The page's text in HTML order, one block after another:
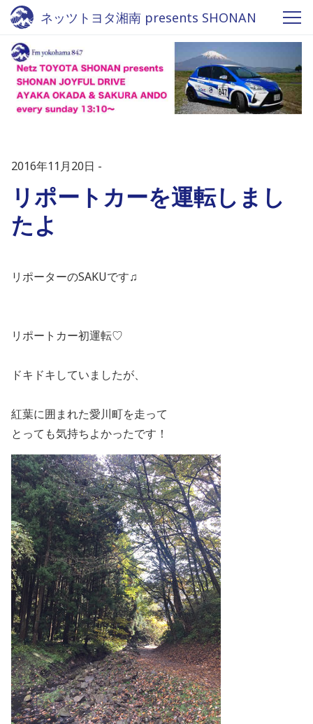
ネッツトヨタ湘南 presents SHONAN
JOYFUL DRIVE - Fm yokohama 84.7
2016年11月20日
リポートカーを運転しまし
たよ
リポーターのSAKUです♫
リポートカー初運転♡
ドキドキしていましたが、
紅葉に囲まれた愛川町を走って
とっても気持ちよかったです！